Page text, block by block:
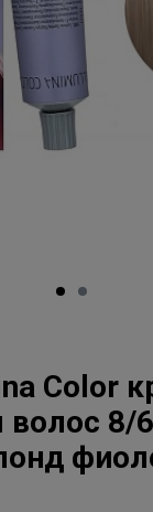
Color
волос 8/